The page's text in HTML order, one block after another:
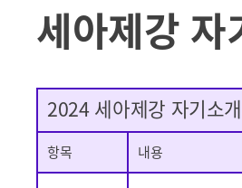
세아제강
2024 세아제강 자기소
항목 내용